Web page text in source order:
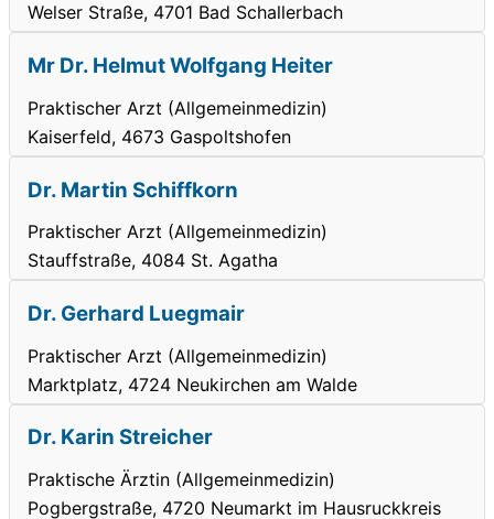
Welser Straße, 4701 Bad Schallerbach
Mr Dr. Helmut Wolfgang Heiter
Praktischer Arzt (Allgemeinmedizin)
Kaiserfeld, 4673 Gaspoltshofen
Dr. Martin Schiffkorn
Praktischer Arzt (Allgemeinmedizin)
Stauffstraße, 4084 St. Agatha
Dr. Gerhard Luegmair
Praktischer Arzt (Allgemeinmedizin)
Marktplatz, 4724 Neukirchen am Walde
Dr. Karin Streicher
Praktische Ärztin (Allgemeinmedizin)
Pogbergstraße, 4720 Neumarkt im Hausruckkreis